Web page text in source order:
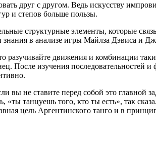
друг с другом. Ведь искусству
и степов больше пользы.
структурные элементы, которые
знания в анализе игры Майлза Дэвиса и
разучивайте движения и комбинации
После изучения последовательностей и
вы не ставите перед собой это главной
танцуешь того, кто ты есть», так
цель Аргентинского танго и в